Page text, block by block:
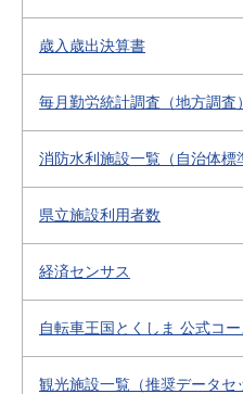
歳入歳出決算書
毎月勤労統計調査（地方調査）
消防水利施設一覧（自治体標
県立施設利用者数
経済センサス
自転車王国とくしま 公式コー
観光施設一覧（推奨データセ